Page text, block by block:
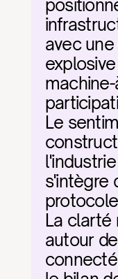
avec
Le
s'intègre
La clarté
autour